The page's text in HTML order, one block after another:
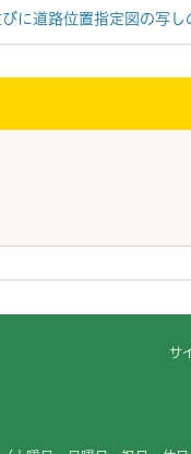
に道路位置指定図の写し
サ